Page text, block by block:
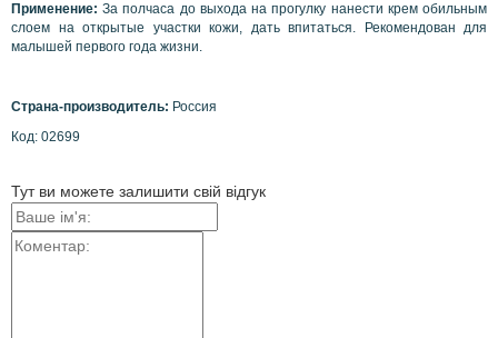
Применение: За полчаса до выхода на прогулку нанести крем обильным
слоем на открытые участки кожи, дать впитаться. Рекомендован для
малышей первого года жизни.
Страна-производитель: Россия
Код: 02699
Тут ви можете залишити свій відгук